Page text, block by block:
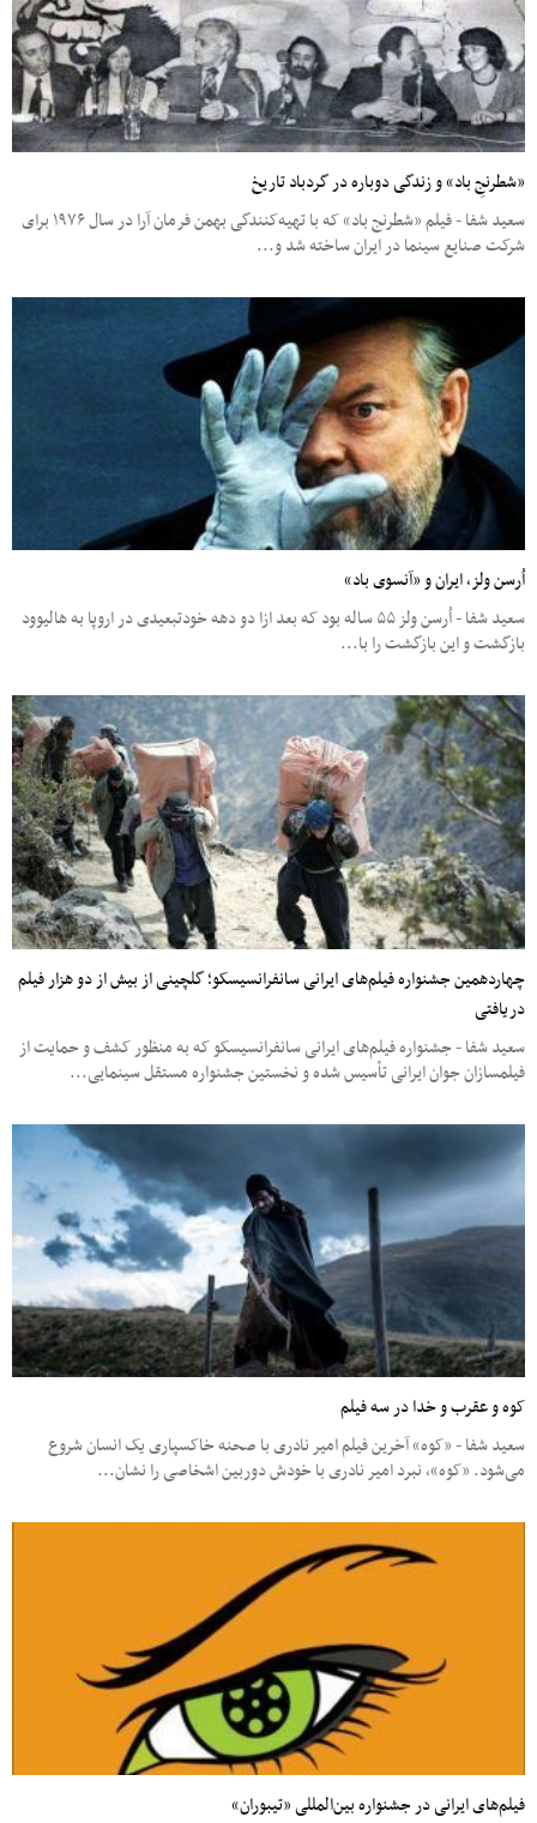
«شطرنجِ باد» و زندگی دوباره در گردباد تاریخ
سعید شفا - فیلم «شطرنج باد» که با تهیه‌کنندگی بهمن فرمان آرا در سال ۱۹۷۶ برای
شرکت صنایع سینما در ایران ساخته شد و...
اُرسن ولز، ایران و «آنسوی باد»
سعید شفا - اُرسن ولز ۵۵ ساله بود که بعد ازا دو دهه خودتبعیدی در اروپا به هالیوود
بازگشت و این بازگشت را با...
چهاردهمین جشنواره فیلم‌های ایرانی سانفرانسیسکو؛ گلچینی از بیش از دو هزار فیلم
دریافتی
سعید شفا - جشنواره فیلم‌های ایرانی سانفرانسیسکو که به منظور کشف و حمایت از
فیلمسازان جوان ایرانی تأسیس شده و نخستین جشنواره مستقل سینمایی...
کوه و عقرب و خدا در سه فیلم
سعید شفا - «کوه» آخرین فیلم امیر نادری با صحنه خاکسپاری یک انسان شروع
می‌شود. «کوه»، نبرد امیر نادری با خودش دوربین اشخاصی را نشان...
فیلم‌های ایرانی در جشنواره بین‌المللی «تیبوران»